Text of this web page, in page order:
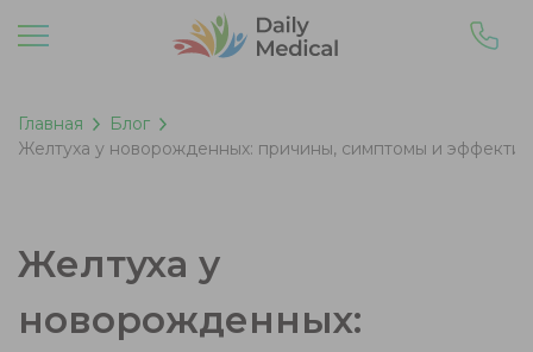
Главная
Блог
Желтуха у новорожденных: причины, симптомы и
Желтуха у
новорожденных: